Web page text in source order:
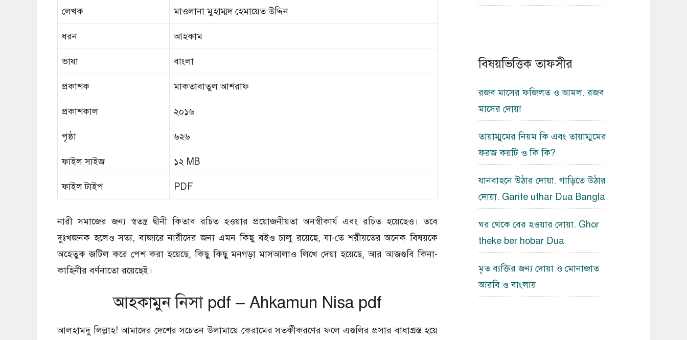
লেখক মাওলানা মুহাম্মদ হেমায়েত উদ্দিন
ধরন আহকাম
ভাষা বাংলা
প্রকাশক মাকতাবাতুল আশরাফ
প্রকাশকাল ২০১৬
পৃষ্ঠা ৬২৬
ফাইল সাইজ ১২ MB
ফাইল টাইপ PDF
নারী সমাজের জন্য স্বতন্ত্র দ্বীনী কিতাব রচিত হওয়ার প্রয়োজনীয়তা অনস্বীকার্য এবং রচিত হয়েছেও। তবে
দুঃখজনক হলেও সত্য, বাজারে নারীদের জন্য এমন কিছু বইও চালু রয়েছে, যা-তে শরীয়তের অনেক বিষয়কে
অহেতুক জটিল করে পেশ করা হয়েছে, কিছু কিছু মনগড়া মাসআলাও লিখে দেয়া হয়েছে, আর আজগুবি কিনা-
কাহিনীর বর্ণনাতো রয়েছেই।
আহকামুন নিসা pdf – Ahkamun Nisa pdf
আলহামদু লিল্লাহ! আমাদের দেশের সচেতন উলামায়ে কেরামের সতর্কীকরণের ফলে এগুলির প্রসার বাধাগ্রস্ত হয়ে
বিষয়ভিত্তিক তাফসীর
রজব মাসের ফজিলত ও আমল. রজব
মাসের দোয়া
তায়াম্মুমের নিয়ম কি এবং তায়াম্মুমের
ফরজ কয়টি ও কি কি?
যানবাহনে উঠার দোয়া. গাড়িতে উঠার
দোয়া. Garite uthar Dua Bangla
ঘর থেকে বের হওয়ার দোয়া. Ghor
theke ber hobar Dua
মৃত ব্যক্তির জন্য দোয়া ও মোনাজাত
আরবি ও বাংলায়